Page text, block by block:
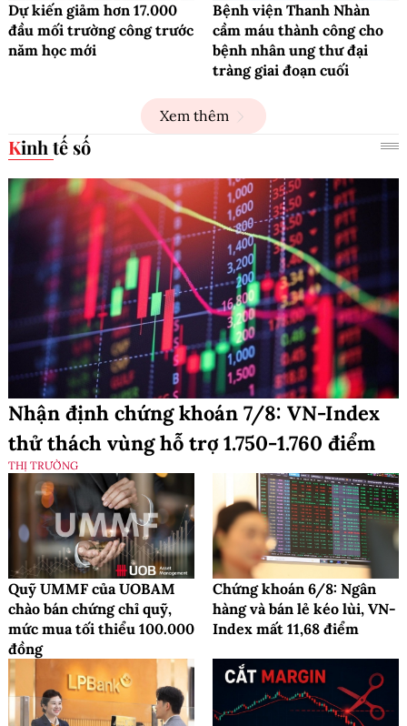
Dự kiến giảm hơn 17.000
đầu mối trường công trước
năm học mới
Bệnh viện Thanh Nhàn
cầm máu thành công cho
bệnh nhân ung thư đại
tràng giai đoạn cuối
Xem thêm
Kinh tế số
Nhận định chứng khoán 7/8: VN-Index
thử thách vùng hỗ trợ 1.750-1.760 điểm
THỊ TRƯỜNG
Quỹ UMMF của UOBAM
chào bán chứng chỉ quỹ,
mức mua tối thiểu 100.000
đồng
Chứng khoán 6/8: Ngân
hàng và bán lẻ kéo lùi, VN-
Index mất 11,68 điểm